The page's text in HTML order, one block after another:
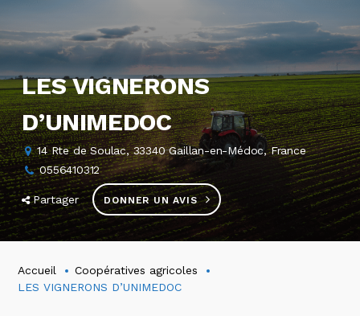
LES VIGNERONS
D’UNIMEDOC
14 Rte de Soulac, 33340 Gaillan-en-Médoc, France
0556410312
Partager DONNER UN AVIS
Accueil
Coopératives agricoles
LES VIGNERONS D’UNIMEDOC